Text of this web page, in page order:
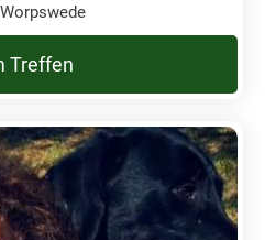
Treffen